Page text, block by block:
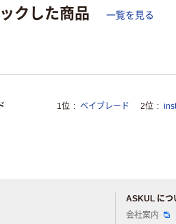
クした商品 一覧を見る
1位 ベイブレード 2位
ASKUL につ
会社案内